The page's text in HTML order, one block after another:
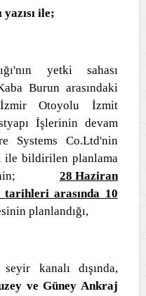
ile;
yetki sahası
Burun arasındaki
İzmir Otoyolu İzmit
İşlerinin devam
Systems Co.Ltd'nin
ile bildirilen planlama
28 Haziran
tarihleri arasında 10
planlandığı,
kanalı dışında,
ve Güney Ankraj